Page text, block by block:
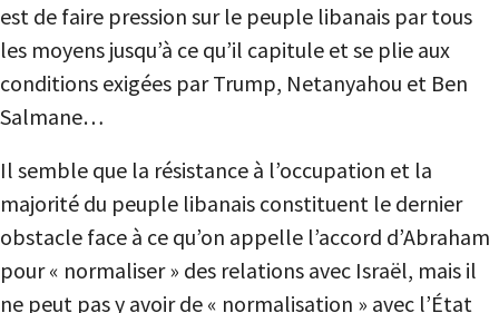
est de faire pression sur le peuple libanais par tous
les moyens jusqu’à ce qu’il capitule et se plie aux
conditions exigées par Trump, Netanyahou et Ben
Salmane…
Il semble que la résistance à l’occupation et la
majorité du peuple libanais constituent le dernier
obstacle face à ce qu’on appelle l’accord d’Abraham
pour « normaliser » des relations avec Israël, mais il
ne peut pas y avoir de « normalisation » avec l’État